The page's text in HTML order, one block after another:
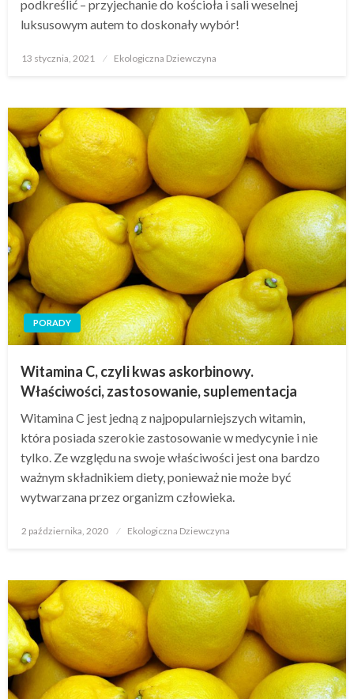
podkreślić – przyjechanie do kościoła i sali weselnej
luksusowym autem to doskonały wybór!
Opublikowane
13 stycznia, 2021 Ekologiczna Dziewczyna
PORADY
Witamina C, czyli kwas askorbinowy.
Właściwości, zastosowanie, suplementacja
Witamina C jest jedną z najpopularniejszych witamin,
która posiada szerokie zastosowanie w medycynie i nie
tylko. Ze względu na swoje właściwości jest ona bardzo
ważnym składnikiem diety, ponieważ nie może być
wytwarzana przez organizm człowieka.
Opublikowane
2 października, 2020 Ekologiczna Dziewczyna